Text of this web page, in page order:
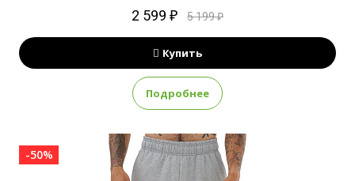
2 599 ₽ 5 199 ₽
Купить
Подробнее
-50%